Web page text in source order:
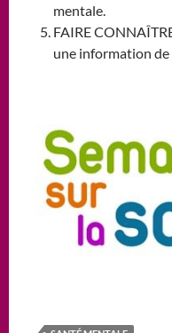
mentale.
FAIRE
une information